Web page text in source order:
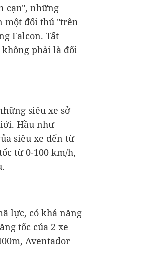
cạn", những
một đối thủ "trên
Falcon. Tất
phải là đối
siêu xe sở
Hầu như
siêu xe đến từ
từ 0-100 km/h,
lực, có khả năng
tốc của 2 xe
Aventador